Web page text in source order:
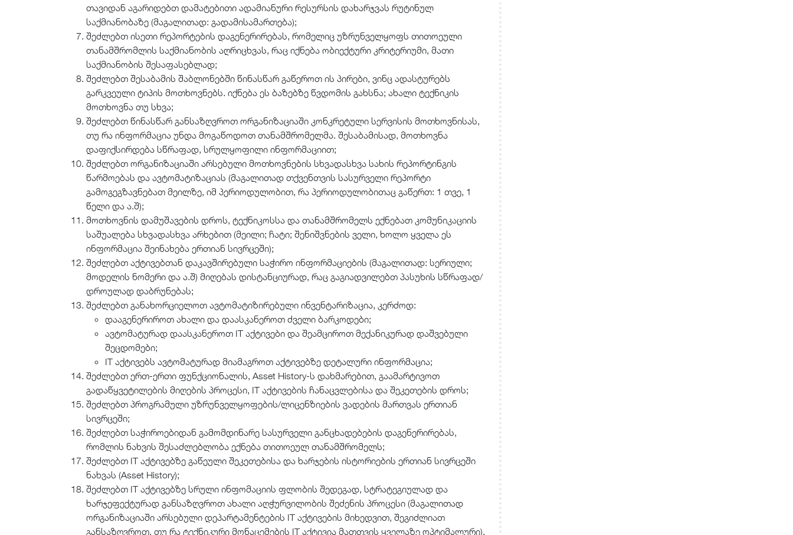
თავიდან აგარიდებთ დამატებითი ადამიანური რესურსის დახარჯვას რუტინულ
საქმიანობაზე (მაგალითად: გადამისამართება);
შეძლებთ ისეთი რეპორტების დაგენერირებას, რომელიც უზრუნველყოფს თითოეული
თანამშრომლის საქმიანობის აღრიცხვას, რაც იქნება ობიექტური კრიტერიუმი, მათი
საქმიანობის შესაფასებლად;
შეძლებთ შესაბამის შაბლონებში წინასწარ გაწეროთ ის პირები, ვინც ადასტურებს
გარკვეული ტიპის მოთხოვნებს. იქნება ეს ბაზებზე წვდომის გახსნა; ახალი ტექნიკის
მოთხოვნა თუ სხვა;
შეძლებთ წინასწარ განსაზღვროთ ორგანიზაციაში კონკრეტული სერვისის მოთხოვნისას,
თუ რა ინფორმაცია უნდა მოგაწოდოთ თანამშრომელმა. შესაბამისად, მოთხოვნა
დაფიქსირდება სწრაფად, სრულყოფილი ინფორმაციით;
შეძლებთ ორგანიზაციაში არსებული მოთხოვნების სხვადასხვა სახის რეპორტინგის
წარმოებას და ავტომატიზაციას (მაგალითად თქვენთვის სასურველი რეპორტი
გამოგეგზავნებათ მეილზე, იმ პერიოდულობით, რა პერიოდულობითაც გაწერთ: 1 თვე, 1
წელი და ა.შ);
მოთხოვნის დამუშავების დროს, ტექნიკოსსა და თანამშრომელს ექნებათ კომუნიკაციის
საშუალება სხვადასხვა არხებით (მეილი; ჩატი; შენიშვნების ველი, ხოლო ყველა ეს
ინფორმაცია შეინახება ერთიან სივრცეში);
შეძლებთ აქტივებთან დაკავშირებული საჭირო ინფორმაციების (მაგალითად: სერიული;
მოდელის ნომერი და ა.შ) მიღებას დისტანციურად, რაც გაგიადვილებთ პასუხის სწრაფად/
დროულად დაბრუნებას;
შეძლებთ განახორციელოთ ავტომატიზირებული ინვენტარიზაცია, კერძოდ:
დააგენერიროთ ახალი და დაასკანეროთ ძველი ბარკოდები;
ავტომატურად დაასკანეროთ IT აქტივები და შეამციროთ მექანიკურად დაშვებული
შეცდომები;
IT აქტივებს ავტომატურად მიამაგროთ აქტივებზე დეტალური ინფორმაცია;
შეძლებთ ერთ-ერთი ფუნქციონალის, Asset History-ს დახმარებით, გაამარტივოთ
გადაწყვეტილების მიღების პროცესი, IT აქტივების ჩანაცვლებისა და შეკეთების დროს;
შეძლებთ პროგრამული უზრუნველყოფების/ლიცენზიების ვადების მართვას ერთიან
სივრცეში;
შეძლებთ საჭიროებიდან გამომდინარე სასურველი განცხადებების დაგენერირებას,
რომლის ნახვის შესაძლებლობა ექნება თითოეულ თანამშრომელს;
შეძლებთ IT აქტივებზე გაწეული შეკეთებისა და ხარჯების ისტორიების ერთიან სივრცეში
ნახვას (Asset History);
შეძლებთ IT აქტივებზე სრული ინფომაციის ფლობის შედეგად, სტრატეგიულად და
ხარჯეფექტურად განსაზღვროთ ახალი აღჭურვილობის შეძენის პროცესი (მაგალითად
ორგანიზაციაში არსებული დეპარტამენტების IT აქტივების მიხედვით, შეგიძლიათ
განსაზღვროთ, თუ რა ტექნიკური მონაცემების IT აქტივია მათთვის ყველაზე ოპტიმალური).